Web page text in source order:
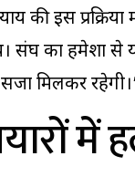
की इस
संघ का हमेशा से
मिलकर